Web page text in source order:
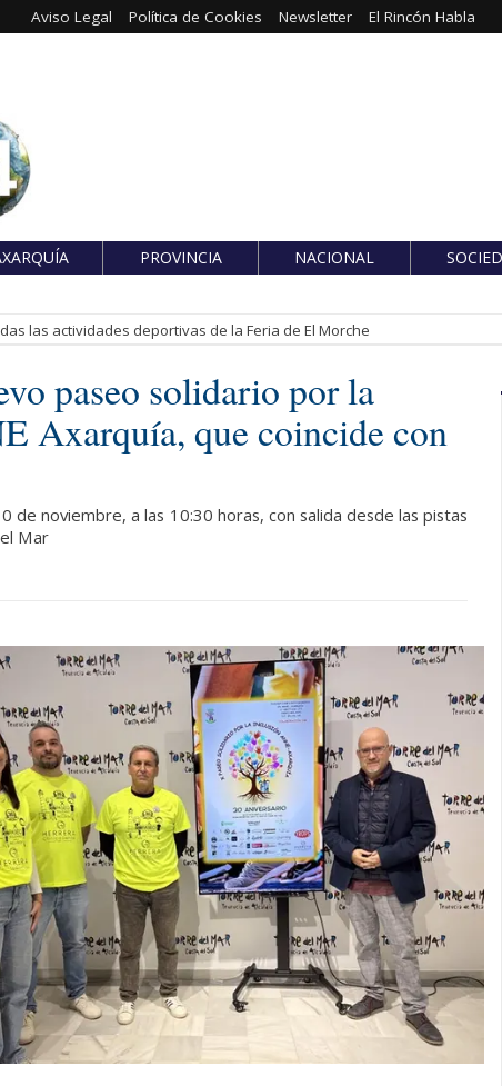
Aviso Legal Política de Cookies Newsletter El Rincón Habla
PROVINCIA NACIONAL
las actividades deportivas de la Feria de El Morche
paseo solidario por la
Axarquía, que coincide con
de noviembre, a las 10:30 horas, con salida desde las pistas
Mar